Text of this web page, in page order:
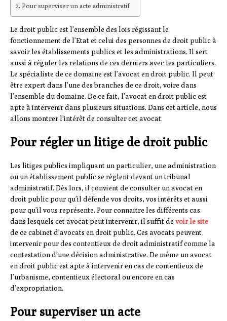
Pour superviser un acte administratif
Le droit public est l’ensemble des lois régissant le
fonctionnement de l’Etat et celui des personnes de droit public à
savoir les établissements publics et les administrations. Il sert
aussi à réguler les relations de ces derniers avec les particuliers.
Le spécialiste de ce domaine est l’avocat en droit public. Il peut
être expert dans l’une des branches de ce droit, voire dans
l’ensemble du domaine. De ce fait, l’avocat en droit public est
apte à intervenir dans plusieurs situations. Dans cet article, nous
allons montrer l’intérêt de consulter cet avocat.
Pour régler un litige de droit public
Les litiges publics impliquant un particulier, une administration
ou un établissement public se règlent devant un tribunal
administratif. Dès lors, il convient de consulter un avocat en
droit public pour qu’il défende vos droits, vos intérêts et aussi
pour qu’il vous représente. Pour connaitre les différents cas
dans lesquels cet avocat peut intervenir, il suffit de voir le site
de ce cabinet d’avocats en droit public. Ces avocats peuvent
intervenir pour des contentieux de droit administratif comme la
contestation d’une décision administrative. De même un avocat
en droit public est apte à intervenir en cas de contentieux de
l’urbanisme, contentieux électoral ou encore en cas
d’expropriation.
Pour superviser un acte